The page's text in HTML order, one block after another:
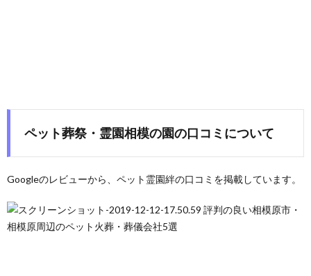
ペット葬祭・霊園相模の園の口コミについて
Googleのレビューから、ペット霊園絆の口コミを掲載しています。